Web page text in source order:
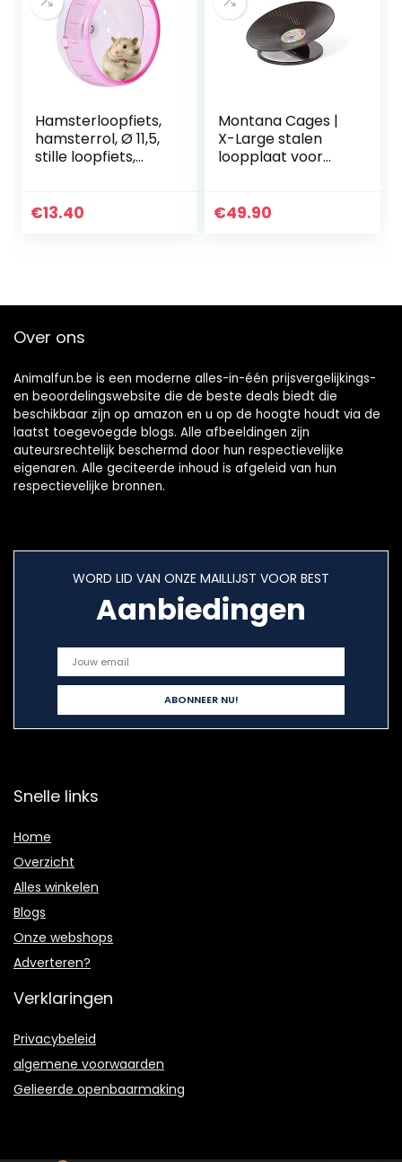
Hamsterloopfiets,
hamsterrol, Ø 11,5,
stille loopfiets,
racemuis en rat
€13.40
Montana Cages |
X-Large stalen
loopplaat voor
€49.90
Over ons
Animalfun.be is een moderne alles-in-één prijsvergelijkings-
en beoordelingswebsite die de beste deals biedt die
beschikbaar zijn op amazon en u op de hoogte houdt via de
laatst toegevoegde blogs. Alle afbeeldingen zijn
auteursrechtelijk beschermd door hun respectievelijke
eigenaren. Alle geciteerde inhoud is afgeleid van hun
respectievelijke bronnen.
WORD LID VAN ONZE MAILLIJST VOOR BEST
Aanbiedingen
Snelle links
Home
Overzicht
Alles winkelen
Blogs
Onze webshops
Adverteren?
Verklaringen
Privacybeleid
algemene voorwaarden
Gelieerde openbaarmaking